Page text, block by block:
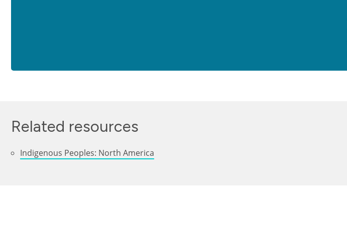
Related resources
Indigenous Peoples: North America